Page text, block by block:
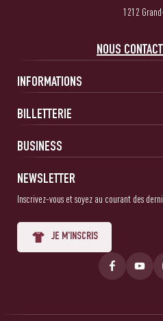
1212
NOUS
INFORMATIONS
BILLETTERIE
BUSINESS
NEWSLETTER
Inscrivez-vous et soyez au courant des
JE M'INSCRIS